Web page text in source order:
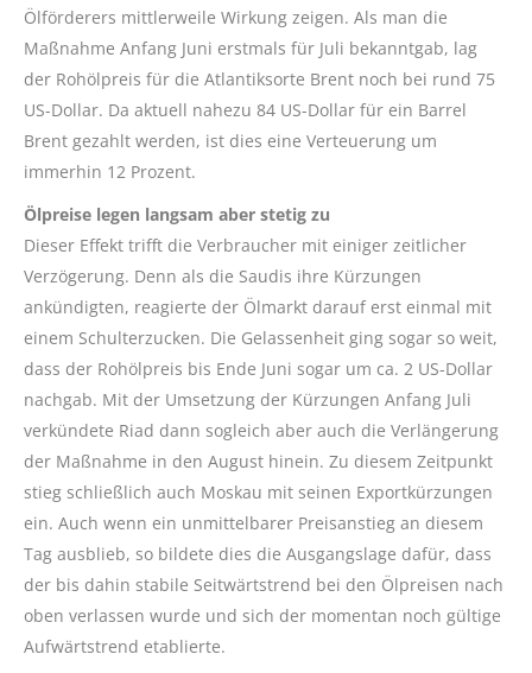
Ölförderers mittlerweile Wirkung zeigen. Als man die
Maßnahme Anfang Juni erstmals für Juli bekanntgab, lag
der Rohölpreis für die Atlantiksorte Brent noch bei rund 75
US-Dollar. Da aktuell nahezu 84 US-Dollar für ein Barrel
Brent gezahlt werden, ist dies eine Verteuerung um
immerhin 12 Prozent.
Ölpreise legen langsam aber stetig zu
Dieser Effekt trifft die Verbraucher mit einiger zeitlicher
Verzögerung. Denn als die Saudis ihre Kürzungen
ankündigten, reagierte der Ölmarkt darauf erst einmal mit
einem Schulterzucken. Die Gelassenheit ging sogar so weit,
dass der Rohölpreis bis Ende Juni sogar um ca. 2 US-Dollar
nachgab. Mit der Umsetzung der Kürzungen Anfang Juli
verkündete Riad dann sogleich aber auch die Verlängerung
der Maßnahme in den August hinein. Zu diesem Zeitpunkt
stieg schließlich auch Moskau mit seinen Exportkürzungen
ein. Auch wenn ein unmittelbarer Preisanstieg an diesem
Tag ausblieb, so bildete dies die Ausgangslage dafür, dass
der bis dahin stabile Seitwärtstrend bei den Ölpreisen nach
oben verlassen wurde und sich der momentan noch gültige
Aufwärtstrend etablierte.